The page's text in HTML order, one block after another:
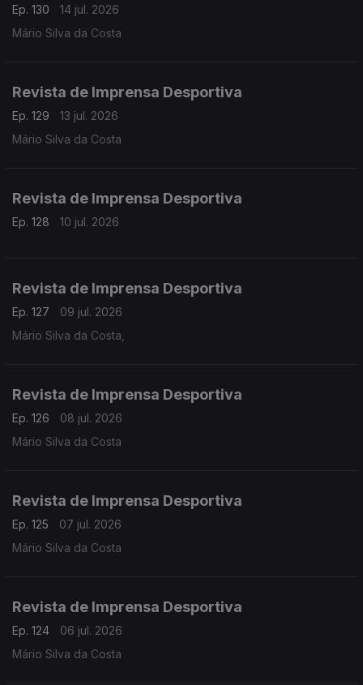
Ep. 130
14 jul. 2026
Mário Silva da Costa
Revista de Imprensa Desportiva
Ep. 129
13 jul. 2026
Mário Silva da Costa
Revista de Imprensa Desportiva
Ep. 128 10 jul. 2026
Revista de Imprensa Desportiva
Ep. 127
09 jul. 2026
Mário Silva da Costa,
Revista de Imprensa Desportiva
Ep. 126
08 jul. 2026
Mário Silva da Costa
Revista de Imprensa Desportiva
Ep. 125
07 jul. 2026
Mário Silva da Costa
Revista de Imprensa Desportiva
Ep. 124
06 jul. 2026
Mário Silva da Costa